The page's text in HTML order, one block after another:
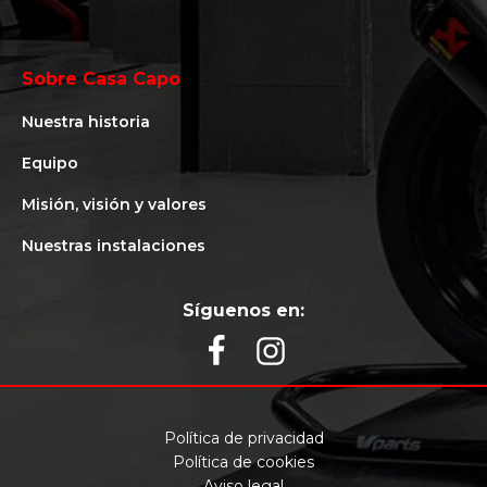
Sobre Casa Capo
Nuestra historia
Equipo
Misión, visión y valores
Nuestras instalaciones
Síguenos en:
Política de privacidad
Política de cookies